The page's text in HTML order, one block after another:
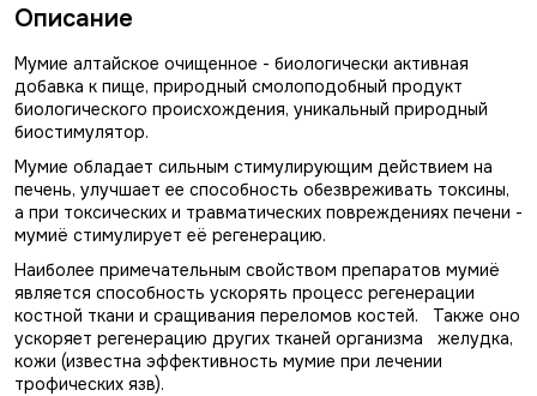
Описание
Мумие алтайское очищенное - биологически активная
добавка к пище, природный смолоподобный продукт
биологического происхождения, уникальный природный
биостимулятор.
Мумие обладает сильным стимулирующим действием на
печень, улучшает ее способность обезвреживать токсины,
а при токсических и травматических повреждениях печени -
мумиё стимулирует её регенерацию.
Наиболее примечательным свойством препаратов мумиё
является способность ускорять процесс регенерации
костной ткани и сращивания переломов костей. Также оно
ускоряет регенерацию других тканей организма желудка,
кожи (известна эффективность мумие при лечении
трофических язв).